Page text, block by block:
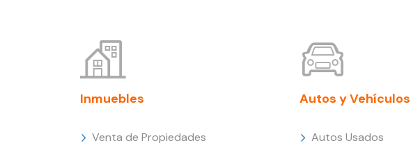
Inmuebles
Venta de Propiedades
Autos y Vehículos
Autos Usados